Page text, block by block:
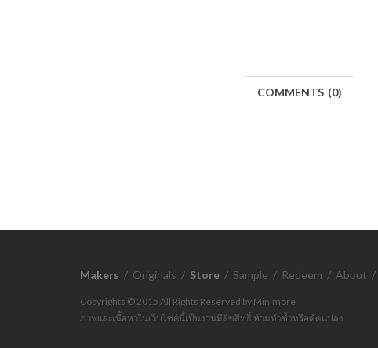
COMMENTS (0)
Makers / Originals / Store / Sample / Redeem / About /
Copyrights © 2015 All Rights Reserved by Minimore
ภาพและเนื้อหาในเว็บไซต์นี้เป็นงานมีลิขสิทธิ์ ห้ามทำซ้ำหรือดัดแปลง